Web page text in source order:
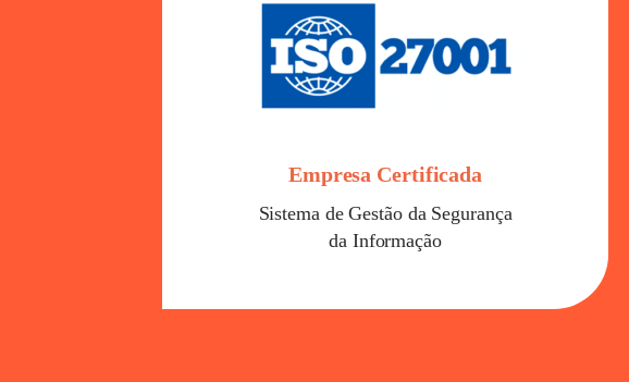
Empresa Certificada
Sistema de Gestão da Segurança
da Informação